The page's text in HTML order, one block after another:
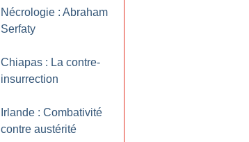
Nécrologie : Abraham
Serfaty
Chiapas : La contre-
insurrection
Irlande : Combativité
contre austérité